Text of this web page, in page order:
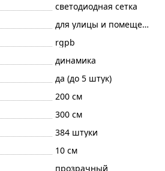
светодиодная сетка
для улицы и помещений
rgpb
динамика
да (до 5 штук)
200 см
300 см
384 штуки
10 см
прозрачный